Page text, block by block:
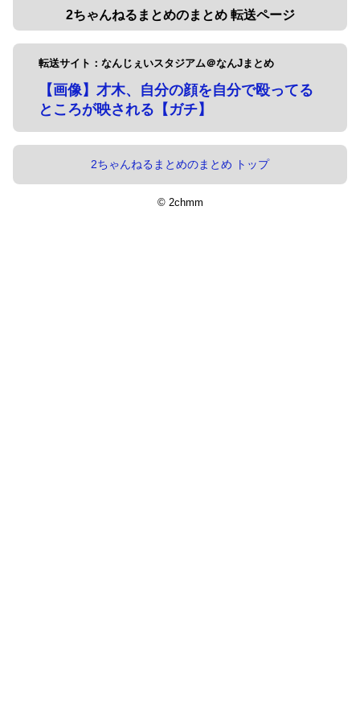
2ちゃんねるまとめのまとめ 転送ページ
転送サイト：なんじぇいスタジアム＠なんJまとめ
【画像】才木、自分の顔を自分で殴ってる
ところが映される【ガチ】
2ちゃんねるまとめのまとめ トップ
© 2chmm